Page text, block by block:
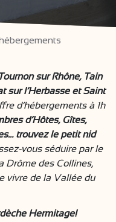
sur Rhône, Tain
sur l’Herbasse et Saint
d’hébergements à 1h
d’Hôtes, Gîtes,
trouvez le petit nid
vous séduire par le
Drôme des Collines,
vivre de la Vallée du
Hermitage!